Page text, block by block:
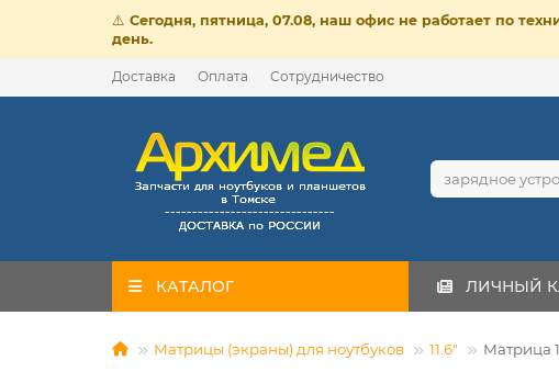
⚠️ Сегодня, пятница, 07.08, наш офис не работает по
день.
Доставка Оплата Сотрудничество
КАТАЛОГ ЛИЧНЫЙ
Матрицы (экраны) для ноутбуков 11.6" Матрица